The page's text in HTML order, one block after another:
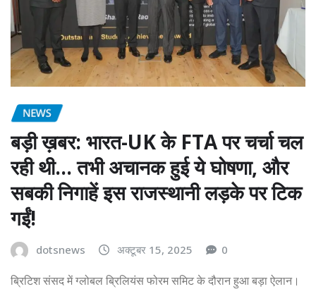
NEWS
बड़ी ख़बर: भारत-UK के FTA पर चर्चा चल
रही थी… तभी अचानक हुई ये घोषणा, और
सबकी निगाहें इस राजस्थानी लड़के पर टिक
गईं!
dotsnews अक्टूबर 15, 2025 0
ब्रिटिश संसद में ग्लोबल ब्रिलियंस फोरम समिट के दौरान हुआ बड़ा ऐलान।